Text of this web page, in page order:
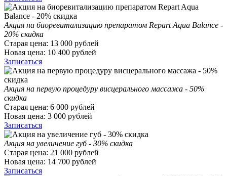
Акция на биоревитализацию препаратом Repart Aqua Balance -
20% скидка
Старая цена: 13 000 рублей
Новая цена: 10 400 рублей
Записаться
Акция на первую процедуру висцерального массажа - 50%
скидка
Старая цена: 6 000 рублей
Новая цена: 3 000 рублей
Записаться
Акция на увеличение губ - 30% скидка
Старая цена: 21 000 рублей
Новая цена: 14 700 рублей
Записаться